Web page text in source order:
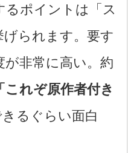
るポイントは「ス
げられます。要す
非常に高い。約
「これぞ原作者付き
るぐらい面白